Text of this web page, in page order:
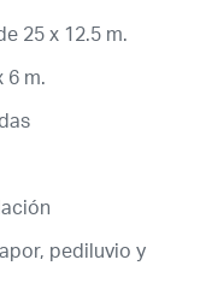
25 x 12.5 m.
6 m.
pediluvio y